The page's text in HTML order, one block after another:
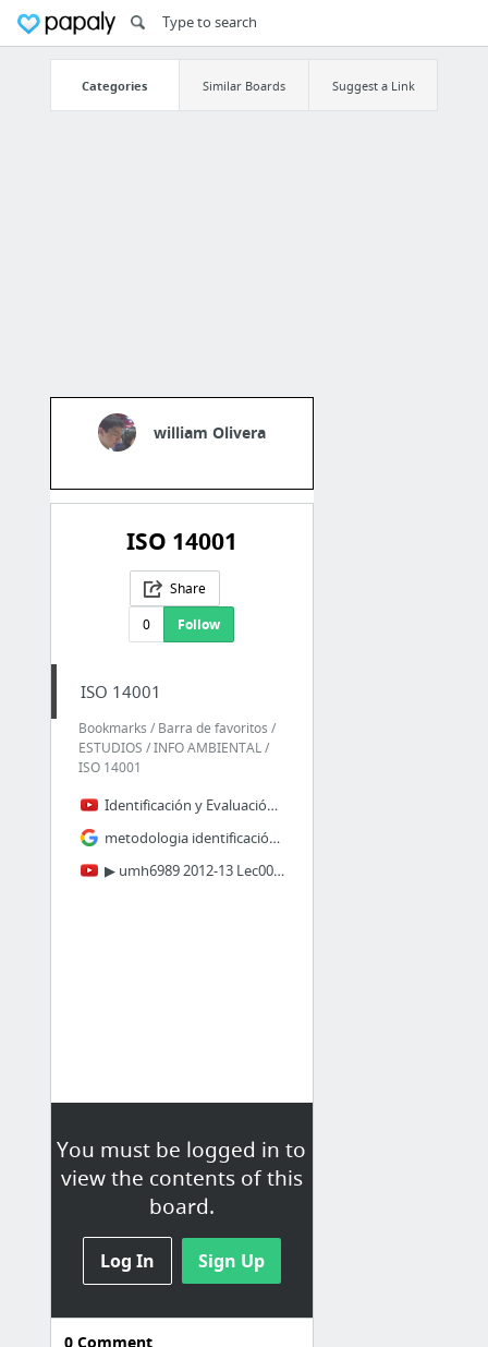
Categories Similar Boards Suggest a Link
william Olivera
ISO 14001
Share
0
Follow
You must be logged in to
view the contents of this
board.
Log In Sign Up
ISO 14001
Bookmarks / Barra de favoritos /
ESTUDIOS / INFO AMBIENTAL /
ISO 14001
Identificación y Evaluación de Aspectos Ambientales - YouTube
metodologia identificación aspectos ambientales - Buscar con Google
▶ umh6989 2012-13 Lec004 ISO 14001 - 4. Requisistos y 4.1. Requisitos Generales - YouTube
0Comment